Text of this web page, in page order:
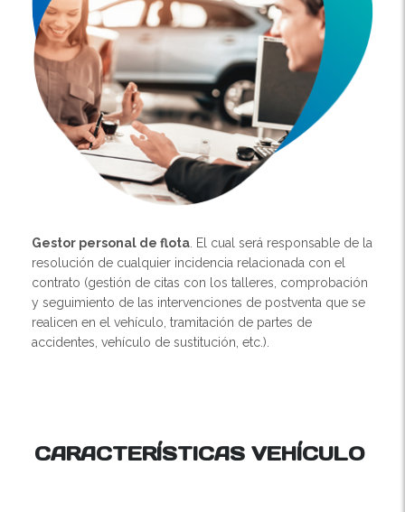
Gestor personal de flota . El cual será responsable de la
resolución de cualquier incidencia relacionada con el
contrato (gestión de citas con los talleres, comprobación
y seguimiento de las intervenciones de postventa que se
realicen en el vehículo, tramitación de partes de
accidentes, vehículo de sustitución, etc.).
CARACTERÍSTICAS VEHÍCULO